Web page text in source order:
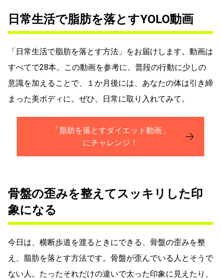
日常生活で脂肪を落とすYOLO動画
「日常生活で脂肪を落とす方法」をお届けします。動画は
すべてで28本。この動画を参考に、普段の行動に少しの
意識を加えることで、１か月後には、あなたの体は引き締
まった美ボディに。ぜひ、日常に取り入れてみて。
「脂肪を落とすダイエット動画」
にチャレンジ！
骨盤の歪みを整えてスッキリした印
象になる
今日は、横断歩道を渡るときにできる、骨盤の歪みを整
え、脂肪を落とす方法です。骨盤が歪んでいる人とそうで
ない人。たったそれだけの違いで太った印象に見えたり、